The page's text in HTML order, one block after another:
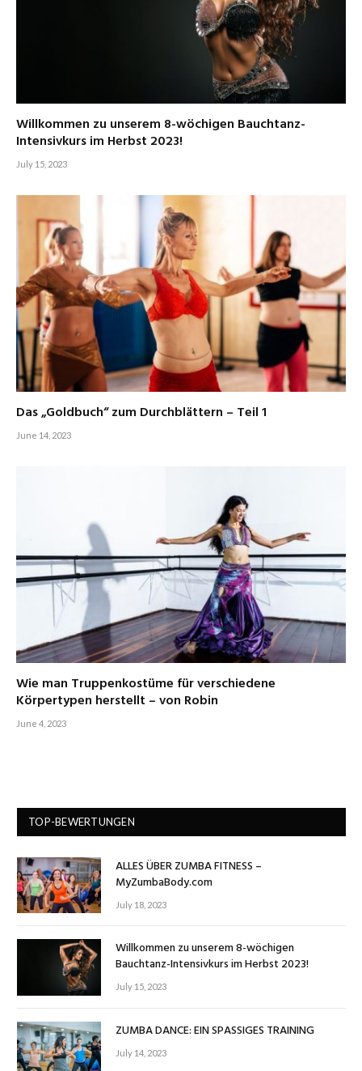
Willkommen zu unserem 8-wöchigen Bauchtanz-
Intensivkurs im Herbst 2023!
July 15, 2023
Das „Goldbuch“ zum Durchblättern – Teil 1
June 14, 2023
Wie man Truppenkostüme für verschiedene
Körpertypen herstellt – von Robin
June 4, 2023
TOP-BEWERTUNGEN
ALLES ÜBER ZUMBA FITNESS –
MyZumbaBody.com
July 18, 2023
Willkommen zu unserem 8-wöchigen
Bauchtanz-Intensivkurs im Herbst 2023!
July 15, 2023
ZUMBA DANCE: EIN SPASSIGES TRAINING
July 14, 2023